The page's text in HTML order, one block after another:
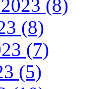
(8)
(8)
(7)
(5)